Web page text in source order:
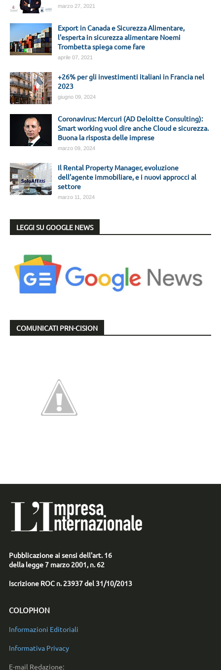
marzo 27, 2021
Export in Canada e Sicurezza Alimentare,
l'esperta in sicurezza alimentare Noemi
Trombetta spiega come fare
aprile 07, 2021
+26% per gli investimenti italiani in Francia nel
2023
giugno 09, 2024
Coronavirus: Mercuri (AD Deloitte Consulting):
Smart working vuol dire anche Cloud e sicurezza.
Buona la risposta delle imprese
marzo 09, 2024
Il Rental Property Manager, evoluzione
dell’agente immobiliare, e i nuovi approcci al
settore
marzo 11, 2024
LEGGI SU GOOGLE NEWS
COMUNICATI PRN-CISION
Pubblicazione ai sensi dell'art. 16
della legge 7 marzo 2001, n. 62
Iscrizione ROC n. 23937 del 31/10/2013
COLOPHON
Informazioni Editoriali
Informativa Privacy
E-mail Redazione: